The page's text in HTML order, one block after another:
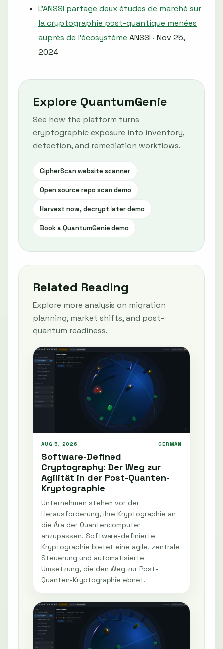
L'ANSSI partage deux études de marché sur
la cryptographie post-quantique menées
auprès de l'écosystème ANSSI · Nov 25,
2024
Explore QuantumGenie
See how the platform turns
cryptographic exposure into inventory,
detection, and remediation workflows.
CipherScan website scanner
Open source repo scan demo
Harvest now, decrypt later demo
Book a QuantumGenie demo
Related Reading
Explore more analysis on migration
planning, market shifts, and post-
quantum readiness.
AUG 5, 2026 GERMAN
Software-Defined
Cryptography: Der Weg zur
Agilität in der Post-Quanten-
Kryptographie
Unternehmen stehen vor der
Herausforderung, ihre Kryptographie an
die Ära der Quantencomputer
anzupassen. Software-definierte
Kryptographie bietet eine agile, zentrale
Steuerung und automatisierte
Umsetzung, die den Weg zur Post-
Quanten-Kryptographie ebnet.